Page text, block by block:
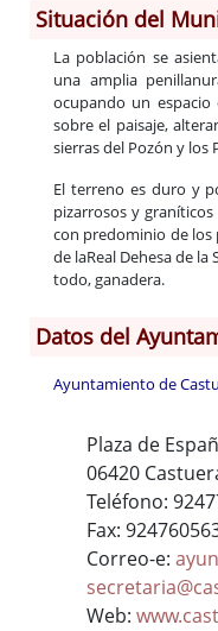
Situación del
La población se
una amplia
ocupando un espacio
sobre el paisaje,
sierras del Pozón y los
El terreno es duro y
pizarrosos y
con predominio de los
de laReal Dehesa de
todo, ganadera.
Datos del
Ayuntamiento de
Plaza de
06420
Teléfono:
Fax:
Correo-e:
Web: